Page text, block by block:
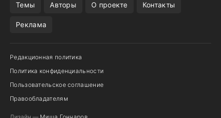
Темы Авторы О проекте Контакты
Реклама
Редакционная политика
Политика конфиденциальности
Пользовательское соглашение
Правообладателям